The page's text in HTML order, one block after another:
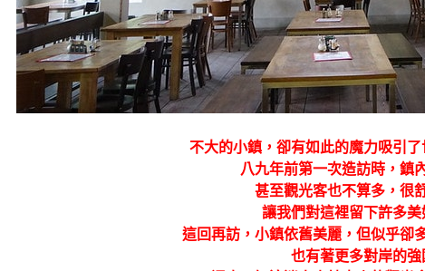
不大的小鎮，卻有如此的魔力吸引了
八九年前第一次造訪時，鎮
甚至觀光客也不算多，很
讓我們對這裡留下許多美
這回再訪，小鎮依舊美麗，但似乎卻
也有著更多對岸的強